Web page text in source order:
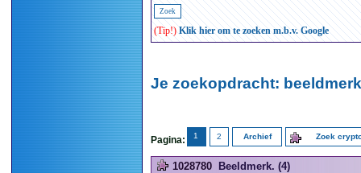
(Tip!) Klik hier om te zoeken m.b.v. Google
Je zoekopdracht:
Pagina: 1 2 Archief Zoek
1028780 Beeldmerk. (4)